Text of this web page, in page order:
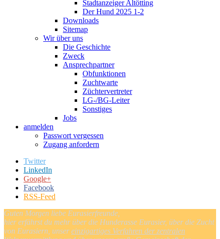
Stadtanzeiger Altötting
Der Hund 2025 1-2
Downloads
Sitemap
Wir über uns
Die Geschichte
Zweck
Ansprechpartner
Obfunktionen
Zuchtwarte
Züchtervertreter
LG-/BG-Leiter
Sonstiges
Jobs
anmelden
Passwort vergessen
Zugang anfordern
Twitter
LinkedIn
Google+
Facebook
RSS-Feed
Guten Morgen liebe Eurasierfreunde,
hier erfährst du mehr über die Hunderasse Eurasier, über die Zucht
von Eurasiern, unser einzigartiges Verfahren der zentralen